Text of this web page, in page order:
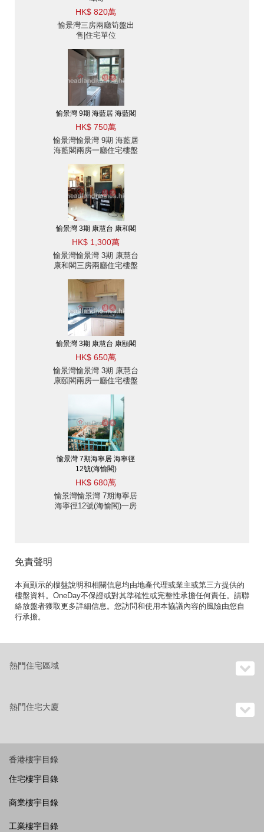
HK$ 820萬
愉景灣三房兩廳筍盤出
售|住宅單位
愉景灣 9期 海藍居 海藍閣
HK$ 750萬
愉景灣愉景灣 9期 海藍居
海藍閣兩房一廳住宅樓盤
愉景灣 3期 康慧台 康和閣
HK$ 1,300萬
愉景灣愉景灣 3期 康慧台
康和閣三房兩廳住宅樓盤
愉景灣 3期 康慧台 康頤閣
HK$ 650萬
愉景灣愉景灣 3期 康慧台
康頤閣兩房一廳住宅樓盤
愉景灣 7期海寧居 海寧徑
12號(海愉閣)
HK$ 680萬
愉景灣愉景灣 7期海寧居
海寧徑12號(海愉閣)一房
免責聲明
本頁顯示的樓盤說明和相關信息均由地產代理或業主或第三方提供的
樓盤資料。OneDay不保證或對其準確性或完整性承擔任何責任。請聯
絡放盤者獲取更多詳細信息。您訪問和使用本協議內容的風險由您自
行承擔。
熱門住宅區域
熱門住宅大廈
香港樓宇目錄
住宅樓宇目錄
商業樓宇目錄
工業樓宇目錄